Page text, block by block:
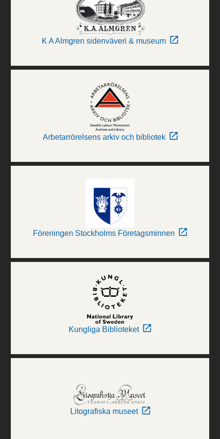
K A Almgren sidenväveri & museum
Arbetarrörelsens arkiv och bibliotek
Föreningen Stockholms Företagsminnen
Kungliga Biblioteket
Litografiska museet